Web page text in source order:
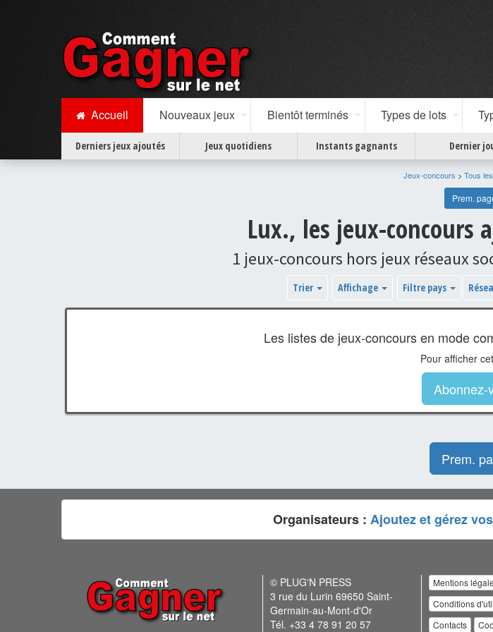
Accueil Nouveaux jeux Bientôt terminés Types de lots
Derniers jeux ajoutés Jeux quotidiens Instants gagnants Dernier
Jeux-concours > Tous
Prem.
Lux., les jeux-concours
1 jeux-concours hors jeux réseaux
Trier Affichage Filtre pays
Les listes de jeux-concours en mode
Pour afficher
Abonnez-
Prem.
Organisateurs : Ajoutez et gérez
© PLUG'N PRESS
3 rue du Lurin 69650 Saint-
Germain-au-Mont-d'Or
Tél. +33 4 78 91 20 57
Mentions
Conditions
Contacts